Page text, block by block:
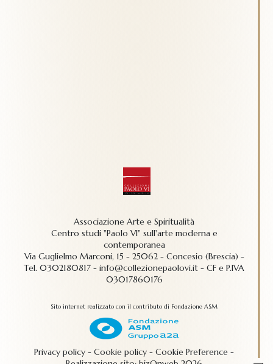
Associazione Arte e Spiritualità
Centro studi "Paolo VI" sull'arte moderna e
contemporanea
Via Guglielmo Marconi, 15 - 25062 - Concesio (Brescia) -
Tel.0302180817 -info@collezionepaolovi.it - CF e P.IVA
03017860176
Sito internet realizzato con il contributo di Fondazione ASM
Privacy policy -Cookie policy -Cookie Preference -